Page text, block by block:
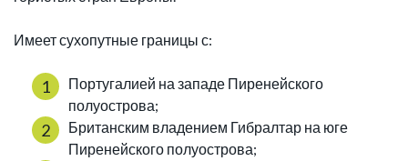
Имеет сухопутные границы с:
Португалией на западе Пиренейского
полуострова;
Британским владением Гибралтар на юге
Пиренейского полуострова;